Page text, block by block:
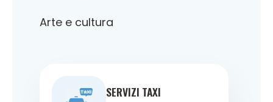
Arte e cultura
SERVIZI TAXI